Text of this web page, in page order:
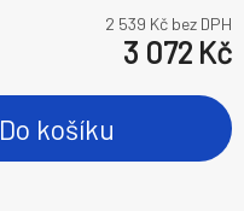
2 539 Kč bez DPH
3 072 Kč
Do košíku